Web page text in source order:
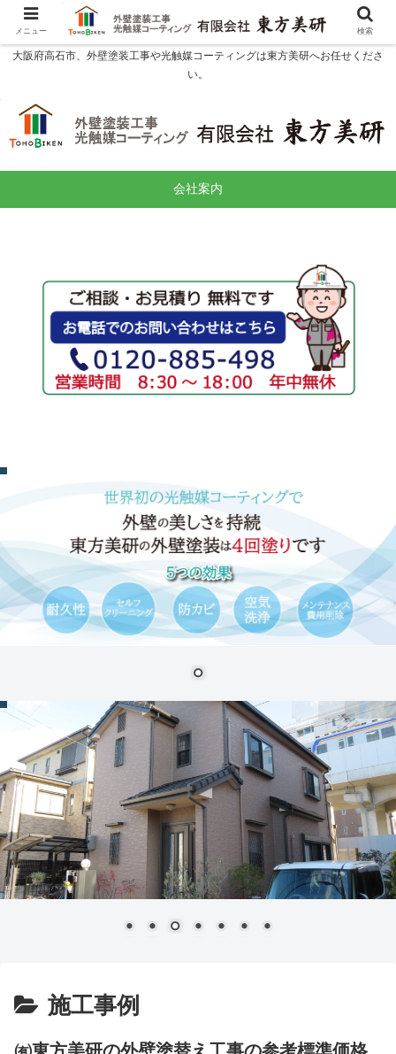
大阪府高石市、外壁塗装工事や光触媒コーティングは東方美研へお任せくださ
い。
会社案内
施工事例
メニュー 検索